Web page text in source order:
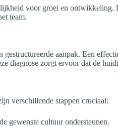
voor groei en ontwikkeling.
team.
aanpak. Een
diagnose zorgt ervoor dat de
verschillende stappen cruciaal:
gewenste cultuur ondersteunen.